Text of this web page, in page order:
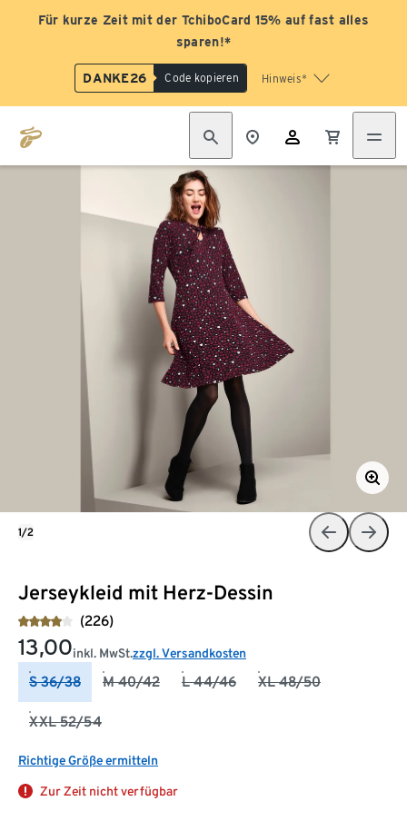
Für kurze Zeit mit der TchiboCard 15% auf fast alles
sparen!*
DANKE26 Code kopieren Hinweis*
Jerseykleid mit Herz-Dessin
(226)
13,00inkl. MwSt.zzgl. Versandkosten
S 36/38 M 40/42 L 44/46 XL 48/50
XXL 52/54
Richtige Größe ermitteln
Zur Zeit nicht verfügbar
1/2